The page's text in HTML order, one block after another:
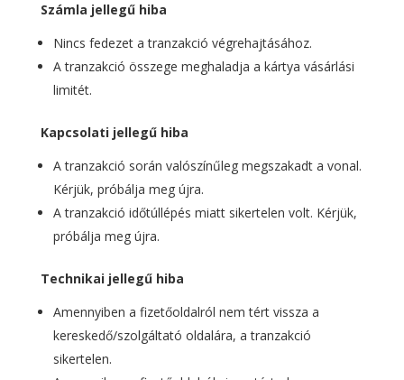
Számla jellegű hiba
Nincs fedezet a tranzakció végrehajtásához.
A tranzakció összege meghaladja a kártya vásárlási
limitét.
Kapcsolati jellegű hiba
A tranzakció során valószínűleg megszakadt a vonal.
Kérjük, próbálja meg újra.
A tranzakció időtúllépés miatt sikertelen volt. Kérjük,
próbálja meg újra.
Technikai jellegű hiba
Amennyiben a fizetőoldalról nem tért vissza a
kereskedő/szolgáltató oldalára, a tranzakció
sikertelen.